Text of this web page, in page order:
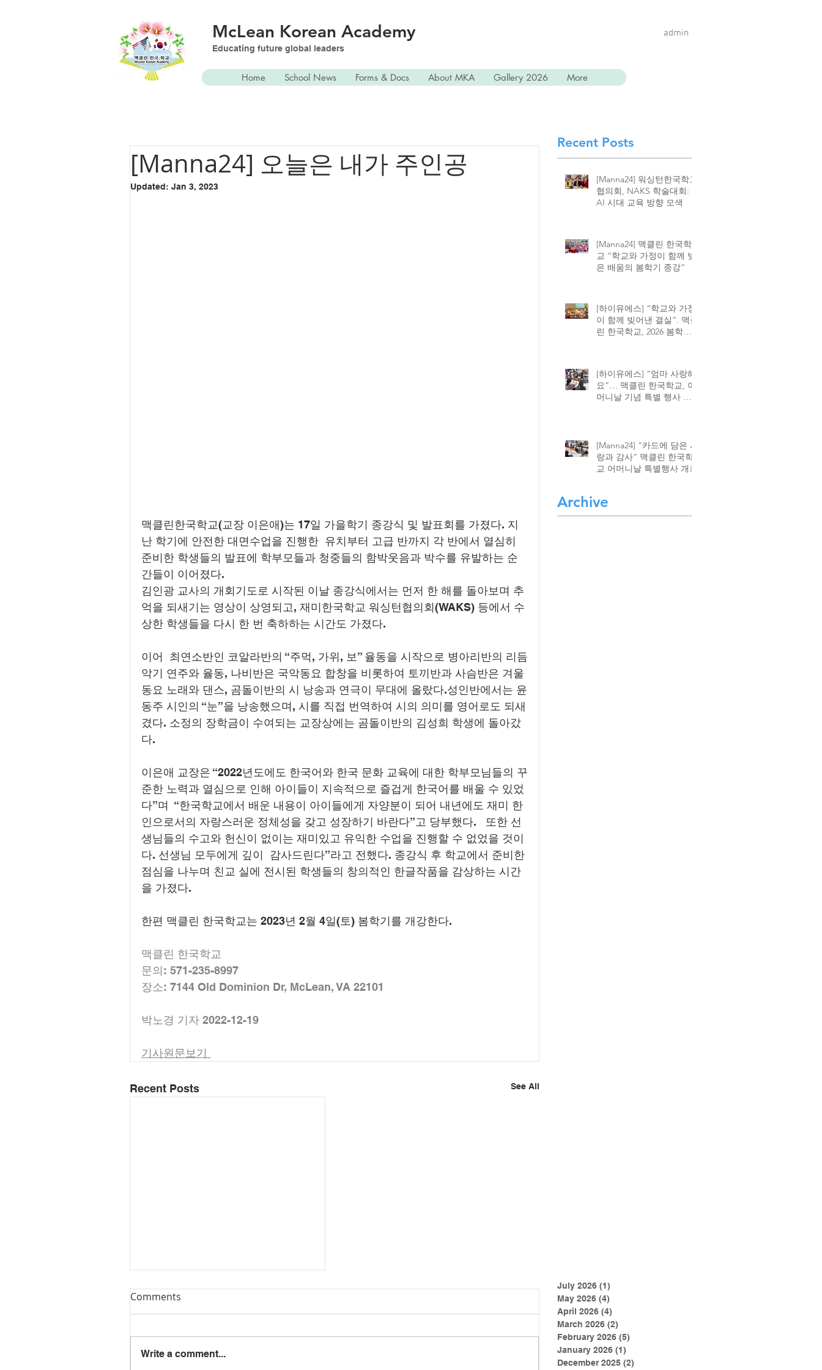
McLean Korean Academy
Educating future global leaders
admin
Home School News Forms & Docs About MKA Gallery 2026 More
[Manna24] 오늘은 내가 주인공
Updated: Jan 3, 2023
맥클린한국학교(교장 이은애)는 17일 가을학기 종강식 및 발표회를 가졌다. 지
난 학기에 안전한 대면수업을 진행한  유치부터 고급 반까지 각 반에서 열심히
준비한 학생들의 발표에 학부모들과 청중들의 함박웃음과 박수를 유발하는 순
간들이 이어졌다.
김인광 교사의 개회기도로 시작된 이날 종강식에서는 먼저 한 해를 돌아보며 추
억을 되새기는 영상이 상영되고, 재미한국학교 워싱턴협의회(WAKS) 등에서 수
상한 학생들을 다시 한 번 축하하는 시간도 가졌다.
이어  최연소반인 코알라반의 “주먹, 가위, 보” 율동을 시작으로 병아리반의 리듬
악기 연주와 율동, 나비반은 국악동요 합창을 비롯하여 토끼반과 사슴반은 겨울
동요 노래와 댄스, 곰돌이반의 시 낭송과 연극이 무대에 올랐다.성인반에서는 윤
동주 시인의 “눈”을 낭송했으며, 시를 직접 번역하여 시의 의미를 영어로도 되새
겼다. 소정의 장학금이 수여되는 교장상에는 곰돌이반의 김성희 학생에 돌아갔
다.
이은애 교장은 “2022년도에도 한국어와 한국 문화 교육에 대한 학부모님들의 꾸
준한 노력과 열심으로 인해 아이들이 지속적으로 즐겁게 한국어를 배울 수 있었
다”며  “한국학교에서 배운 내용이 아이들에게 자양분이 되어 내년에도 재미 한
인으로서의 자랑스러운 정체성을 갖고 성장하기 바란다”고 당부했다.   또한 선
생님들의 수고와 헌신이 없이는 재미있고 유익한 수업을 진행할 수 없었을 것이
다. 선생님 모두에게 깊이  감사드린다”라고 전했다. 종강식 후 학교에서 준비한
점심을 나누며 친교 실에 전시된 학생들의 창의적인 한글작품을 감상하는 시간
을 가졌다.
한편 맥클린 한국학교는 2023년 2월 4일(토) 봄학기를 개강한다.
맥클린 한국학교
문의: 571-235-8997
장소: 7144 Old Dominion Dr, McLean, VA 22101
박노경 기자 2022-12-19
기사원문보기
Recent Posts See All
Comments
Write a comment...
Recent Posts
[Manna24] 워싱턴한국학교
협의회, NAKS 학술대회:
AI 시대 교육 방향 모색
[Manna24] 맥클린 한국학
교 “학교와 가정이 함께 빚
은 배움의 봄학기 종강”
[하이유에스] “학교와 가정
이 함께 빚어낸 결실”. 맥클
린 한국학교, 2026 봄학기
[하이유에스] “엄마 사랑해
요”… 맥클린 한국학교, 어
머니날 기념 특별 행사 가
[Manna24] “카드에 담은 사
랑과 감사” 맥클린 한국학
교 어머니날 특별행사 개최
Archive
July 2026 (1)
May 2026 (4)
April 2026 (4)
March 2026 (2)
February 2026 (5)
January 2026 (1)
December 2025 (2)